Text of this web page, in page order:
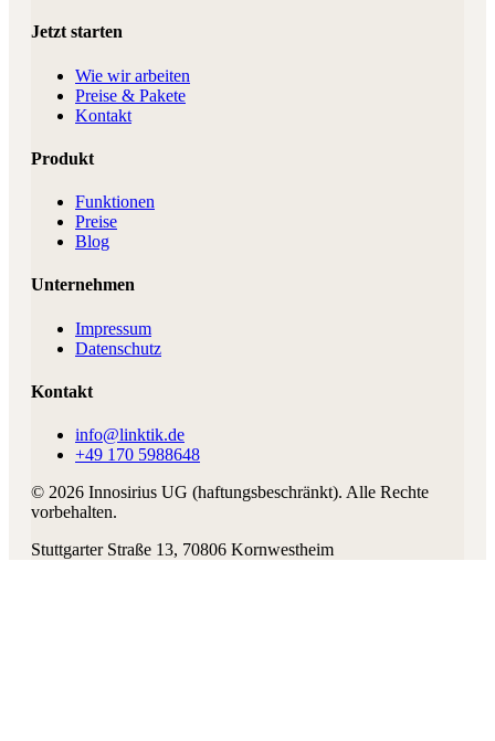
Jetzt starten
Wie wir arbeiten
Preise & Pakete
Kontakt
Produkt
Funktionen
Preise
Blog
Unternehmen
Impressum
Datenschutz
Kontakt
info@linktik.de
+49 170 5988648
© 2026 Innosirius UG (haftungsbeschränkt). Alle Rechte
vorbehalten.
Stuttgarter Straße 13, 70806 Kornwestheim